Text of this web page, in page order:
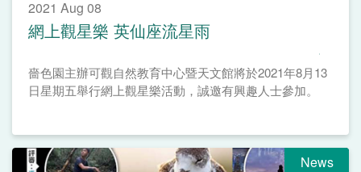
2021 Aug 08
網上觀星樂 英仙座流星雨
嗇色園主辦可觀自然教育中心暨天文館將於2021年8月13
日星期五舉行網上觀星樂活動，誠邀有興趣人士參加。
News